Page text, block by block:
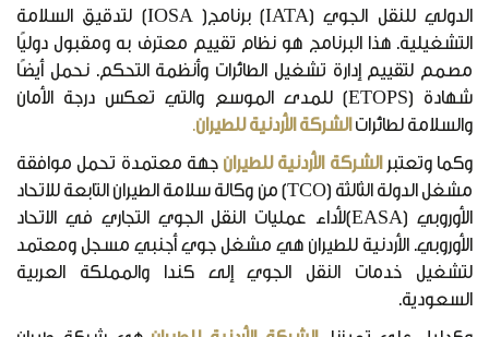
الدولي للنقل الجوي (IATA) برنامج( IOSA) لتدقيق السلامة
التشغيلية. هذا البرنامج هو نظام تقييم معترف به ومقبول دوليًا
مصمم لتقييم إدارة تشغيل الطائرات وأنظمة التحكم. نحمل أيضًا
شهادة (ETOPS) للمدى الموسع والتي تعكس درجة الأمان
والسلامة لطائرات الشركة الأردنية للطيران.
وكما وتعتبرالشركة الأردنية للطيران جهة معتمدة تحمل موافقة
مشغل الدولة الثالثة (TCO) من وكالة سلامة الطيران التابعة للاتحاد
الأوروبي (EASA)لأداء عمليات النقل الجوي التجاري في الاتحاد
الأوروبي. الأردنية للطيران هي مشغل جوي أجنبي مسجل ومعتمد
لتشغيل خدمات النقل الجوي إلى كندا والمملكة العربية
السعودية.